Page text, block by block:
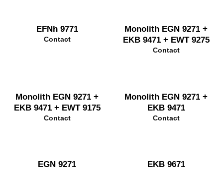
EFNh 9771
Contact
Monolith EGN 9271 +
EKB 9471 + EWT 9275
Contact
Monolith EGN 9271 +
EKB 9471 + EWT 9175
Contact
Monolith EGN 9271 +
EKB 9471
Contact
EGN 9271 EKB 9671